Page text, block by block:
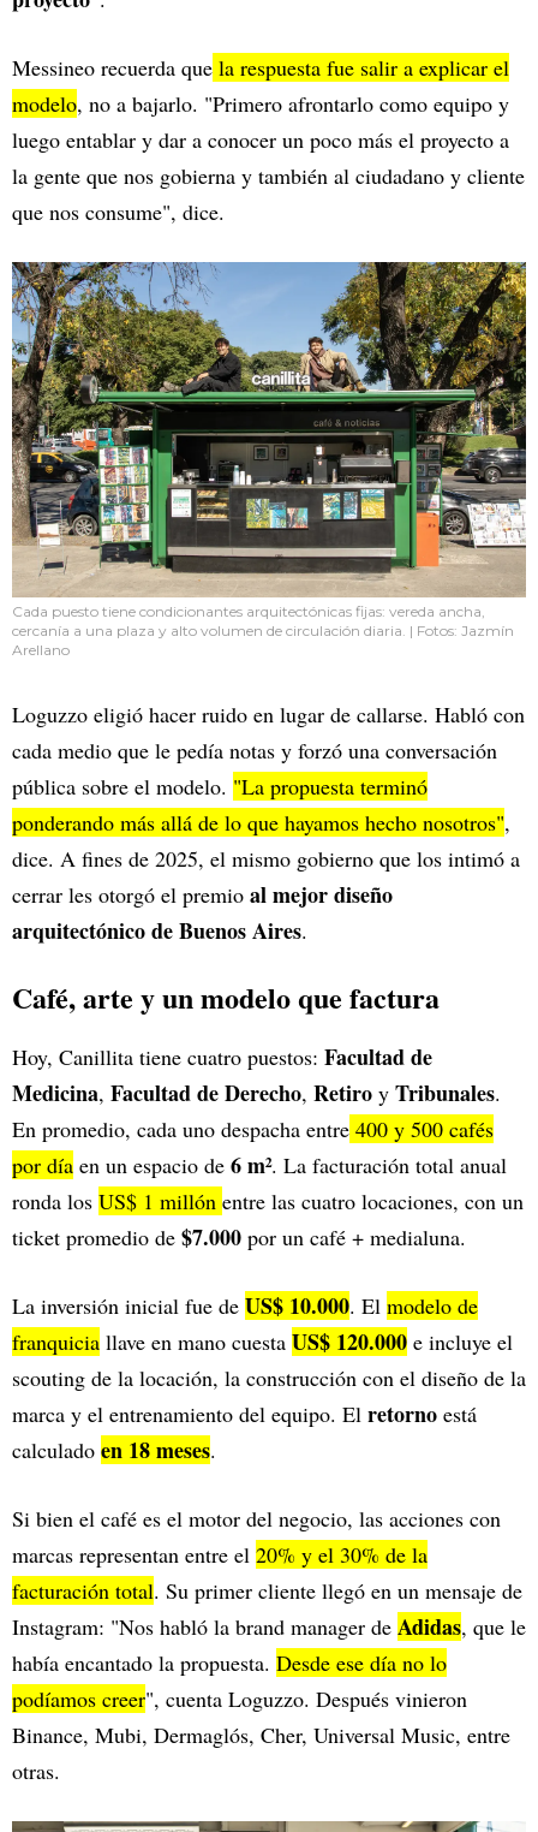
Messineo recuerda que la respuesta fue salir a explicar el
modelo, no a bajarlo. "Primero afrontarlo como equipo y
luego entablar y dar a conocer un poco más el proyecto a
la gente que nos gobierna y también al ciudadano y cliente
que nos consume", dice.
Cada puesto tiene condicionantes arquitectónicas fijas: vereda ancha,
cercanía a una plaza y alto volumen de circulación diaria. | Fotos: Jazmín
Arellano
Loguzzo eligió hacer ruido en lugar de callarse. Habló con
cada medio que le pedía notas y forzó una conversación
pública sobre el modelo. "La propuesta terminó
ponderando más allá de lo que hayamos hecho nosotros",
dice. A fines de 2025, el mismo gobierno que los intimó a
cerrar les otorgó el premio al mejor diseño
arquitectónico de Buenos Aires.
Café, arte y un modelo que factura
Hoy, Canillita tiene cuatro puestos: Facultad de
Medicina, Facultad de Derecho, Retiro y Tribunales.
En promedio, cada uno despacha entre 400 y 500 cafés
por día en un espacio de 6 m². La facturación total anual
ronda los US$ 1 millón entre las cuatro locaciones, con un
ticket promedio de $7.000 por un café + medialuna.
La inversión inicial fue de US$ 10.000. El modelo de
franquicia llave en mano cuesta US$ 120.000 e incluye el
scouting de la locación, la construcción con el diseño de la
marca y el entrenamiento del equipo. El retorno está
calculado en 18 meses.
Si bien el café es el motor del negocio, las acciones con
marcas representan entre el 20% y el 30% de la
facturación total. Su primer cliente llegó en un mensaje de
Instagram: "Nos habló la brand manager de Adidas, que le
había encantado la propuesta. Desde ese día no lo
podíamos creer", cuenta Loguzzo. Después vinieron
Binance, Mubi, Dermaglós, Cher, Universal Music, entre
otras.